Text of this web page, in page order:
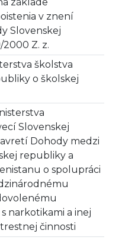
v znení
Slovenskej
Z. z.
školstva
o školskej
Slovenskej
Dohody medzi
republiky a
o spolupráci
narkotikami a inej
činnosti